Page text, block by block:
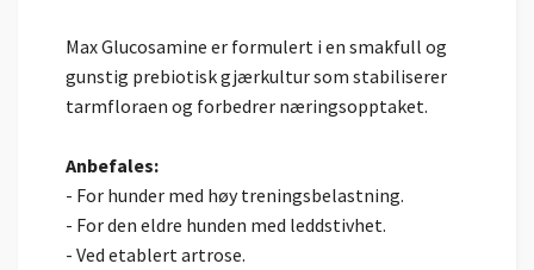
Max Glucosamine er formulert i en smakfull og
gunstig prebiotisk gjærkultur som stabiliserer
tarmfloraen og forbedrer næringsopptaket.
Anbefales:
- For hunder med høy treningsbelastning.
- For den eldre hunden med leddstivhet.
- Ved etablert artrose.